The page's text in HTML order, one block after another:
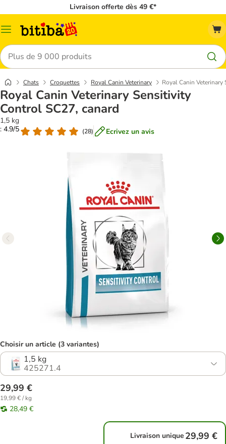
Livraison offerte dès 49 €*
Menu
Rechercher
Chats Croquettes Royal Canin Veterinary Royal Canin
Royal Canin Veterinary Sensitivity
Control SC27, canard
1,5 kg
: 4.9/5
(28) Ecrivez un avis
Choisir un article (3 variantes)
1,5 kg
425271.4
29,99 €
19,99 € / kg
28,49 €
Livraison unique 29,99 €